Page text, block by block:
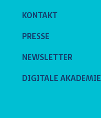
KONTAKT
PRESSE
NEWSLETTER
DIGITALE AKADEMIE